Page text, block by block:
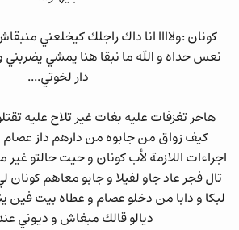
كونان :ولاااا انا داك راجلك كيخلعني
نعس حداه و الله ما نبقا هنا يمشي
دار لخوتي....
هاحر تغزفات عليه بغات غير تلاح عليه
كيف زواق من جابوه من دارهم داز عصام
اجراءات اللازمة لأب كونان و حيت حالتو
تال فجر عاد جاو لفيلا و جابو معاهم
لبكا و دابا من دخلو عصام و عطاه بيت فين
ديالو قالك مبغاش و ديوني عند